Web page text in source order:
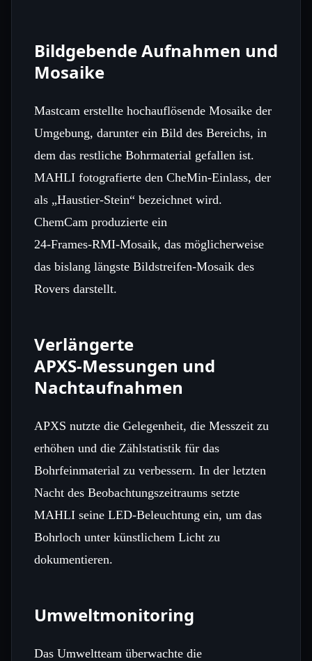
Bildgebende Aufnahmen und
Mosaike
Mastcam erstellte hochauflösende Mosaike der
Umgebung, darunter ein Bild des Bereichs, in
dem das restliche Bohrmaterial gefallen ist.
MAHLI fotografierte den CheMin‑Einlass, der
als „Haustier‑Stein“ bezeichnet wird.
ChemCam produzierte ein
24‑Frames‑RMI‑Mosaik, das möglicherweise
das bislang längste Bildstreifen‑Mosaik des
Rovers darstellt.
Verlängerte
APXS‑Messungen und
Nachtaufnahmen
APXS nutzte die Gelegenheit, die Messzeit zu
erhöhen und die Zählstatistik für das
Bohrfeinmaterial zu verbessern. In der letzten
Nacht des Beobachtungszeitraums setzte
MAHLI seine LED‑Beleuchtung ein, um das
Bohrloch unter künstlichem Licht zu
dokumentieren.
Umweltmonitoring
Das Umweltteam überwachte die